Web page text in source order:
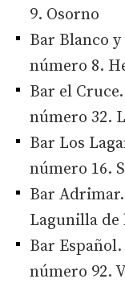
9. Osorno
Bar Blanco
número 8.
Bar el
número 32.
Bar Los
número 16.
Bar
Lagunilla de
Bar
número 92.